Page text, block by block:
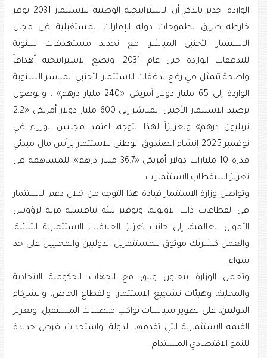
الواردة. جدير بالذكر أن الاستراتيجية الوطنية للاستثمار 2031 توفر
خارطة طريق لطموحات دولة الإمارات المستقبلية في مجال
الاستثمار الأجنبي المباشر، مع تحديد مستهدفات سنوية
للتدفقات الواردة حتى عام 2031. وتضع الاستراتيجية أهدافاً
واضحة تتمثل في رفع تدفقات الاستثمار الأجنبي المباشر السنوية
الواردة إلى 65 مليار دولار أمريكي «240 مليار درهم» ، والوصول
برصيد الاستثمار الأجنبي المباشر إلى 600 مليار دولار أمريكي «2.2
تريليون درهم» وتعزيزاً لهذا التوجه، اعتمد مجلس الوزراء في
نوفمبر 2025 إنشاء الصندوق الوطني للاستثمار برأس مال مبدئي
قدره 10 مليارات دولار أمريكي «36.7 مليار درهم»، للمساهمة في
تعزيز استقطاب الاستثمارات.
وتواصل وزارة الاستثمار قيادة هذا التوجه من خلال دعم الاستثمار
في القطاعات ذات الأولوية، وتوفير بيئة تنافسية مرنة لرؤوس
الأموال العالمية، إلى جانب تعزيز العلاقات الاستثمارية الثنائية،
والعمل كشريك موثوق للمستثمرين الدوليين والمحليين على حد
سواء.
وتعمل الوزارة بتعاون وثيق مع الجهات الحكومية الاتحادية
والمحلية، وهيئات تشجيع الاستثمار، والقطاع الخاص، والشركاء
الدوليين، على تطوير سياسات تواكب متطلبات المستقبل، وتعزيز
القيمة الاستثمارية التي تقدمها الدولة، واستحداث فرص جديدة
للنمو الاقتصادي المستدام.